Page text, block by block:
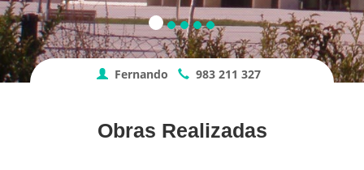
Fernando 983 211 327
Obras Realizadas